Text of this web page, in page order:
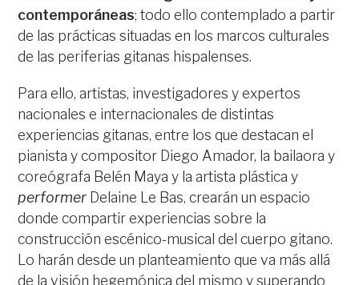
contemporáneas; todo ello contemplado a partir
de las prácticas situadas en los marcos culturales
de las periferias gitanas hispalenses.
Para ello, artistas, investigadores y expertos
nacionales e internacionales de distintas
experiencias gitanas, entre los que destacan el
pianista y compositor Diego Amador, la bailaora y
coreógrafa Belén Maya y la artista plástica y
performer Delaine Le Bas, crearán un espacio
donde compartir experiencias sobre la
construcción escénico-musical del cuerpo gitano.
Lo harán desde un planteamiento que va más allá
de la visión hegemónica del mismo y superando